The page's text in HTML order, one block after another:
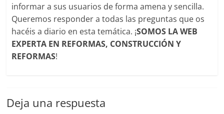
informar a sus usuarios de forma amena y sencilla.
Queremos responder a todas las preguntas que os
hacéis a diario en esta temática. ¡SOMOS LA WEB
EXPERTA EN REFORMAS, CONSTRUCCIÓN Y
REFORMAS!
Deja una respuesta